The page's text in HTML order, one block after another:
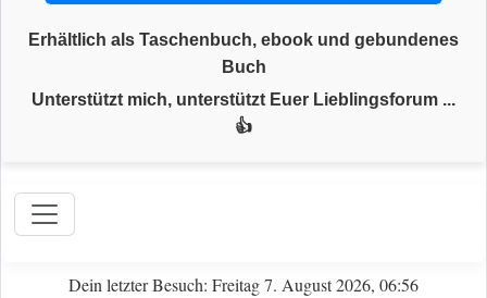
Erhältlich als Taschenbuch, ebook und gebundenes
Buch
Unterstützt mich, unterstützt Euer Lieblingsforum ...
👍
Dein letzter Besuch: Freitag 7. August 2026, 06:56